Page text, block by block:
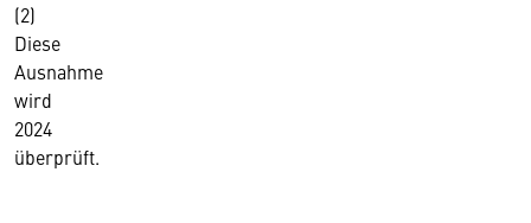
(2)
Diese
Ausnahme
wird
2024
überprüft.